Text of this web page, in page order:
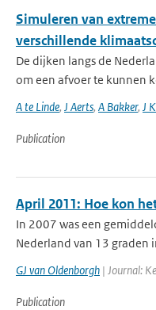
Simuleren van
verschillende
De dijken langs de
om een afvoer te kunnen
A te Linde, J Aerts, A Bakker, J
Publication
April 2011: Hoe kon
In 2007 was een
Nederland van 13 graden
GJ van Oldenborgh | Journal:
Publication